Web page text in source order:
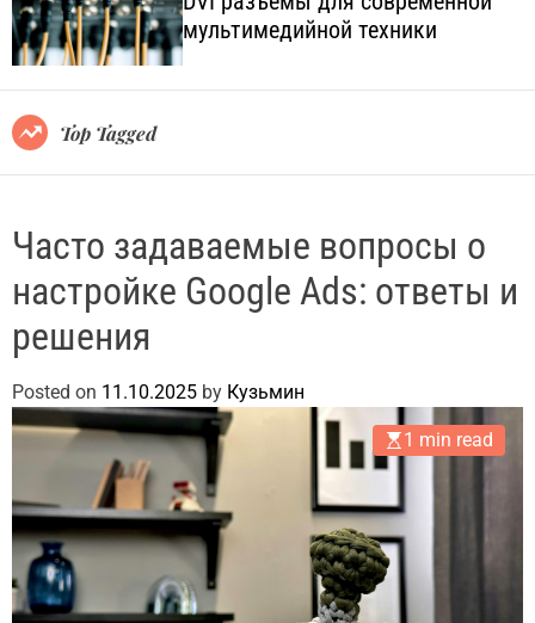
l
.
c
o
m
o
l
e
мультимедийной техники
Top Tagged
Часто задаваемые вопросы о
настройке Google Ads: ответы и
решения
Posted on 11.10.2025 by Кузьмин
1 min read